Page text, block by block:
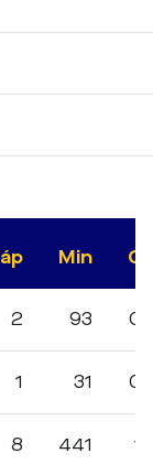
Min G
2 93 0
1 31 0
8 441 1